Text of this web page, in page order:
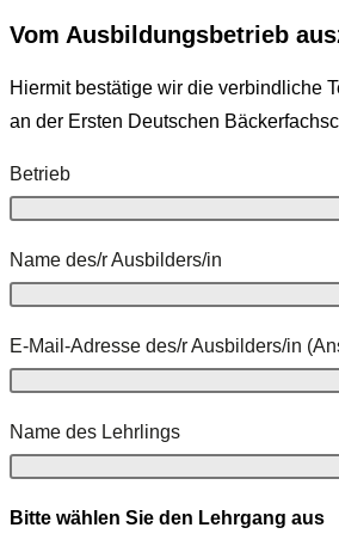
Vom Ausbildungsbetrieb
Hiermit bestätige wir die verbindliche
an der Ersten Deutschen
Betrieb
Name des/r Ausbilders/in
E-Mail-Adresse des/r Ausbilders/in
Name des Lehrlings
Bitte wählen Sie den Lehrgang aus